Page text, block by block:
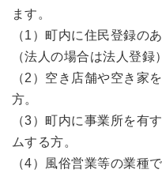
ます。
（1）町内に住民登録の
（法人の場合は法人登録
（2）空き店舗や空き家
方。
（3）町内に事業所を有
ムする方。
（4）風俗営業等の業種